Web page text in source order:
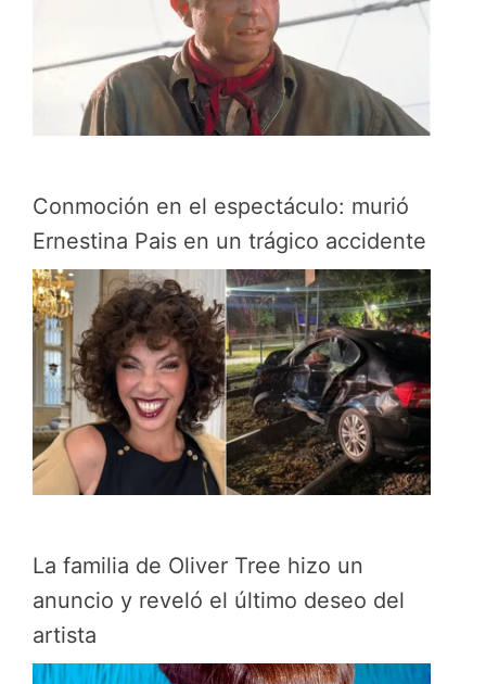
Conmoción en el espectáculo: murió
Ernestina Pais en un trágico accidente
La familia de Oliver Tree hizo un
anuncio y reveló el último deseo del
artista